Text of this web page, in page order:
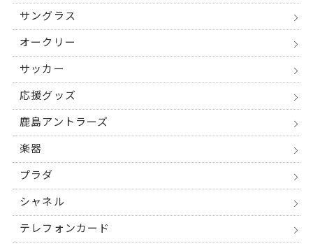
サングラス
オークリー
サッカー
応援グッズ
鹿島アントラーズ
楽器
プラダ
シャネル
テレフォンカード